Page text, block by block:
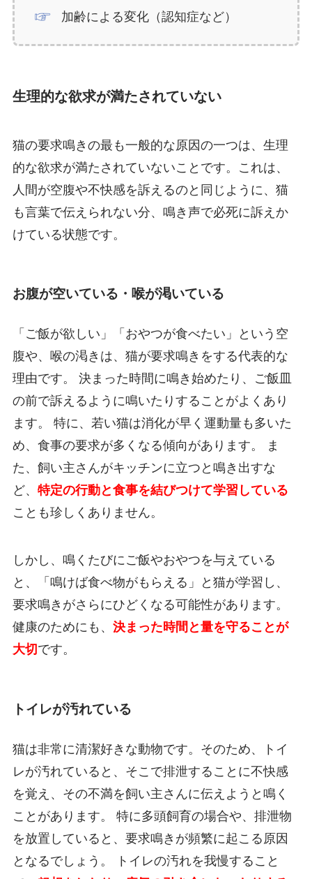
加齢による変化（認知症など）
生理的な欲求が満たされていない
猫の要求鳴きの最も一般的な原因の一つは、生理
的な欲求が満たされていないことです。これは、
人間が空腹や不快感を訴えるのと同じように、猫
も言葉で伝えられない分、鳴き声で必死に訴えか
けている状態です。
お腹が空いている・喉が渇いている
「ご飯が欲しい」「おやつが食べたい」という空
腹や、喉の渇きは、猫が要求鳴きをする代表的な
理由です。 決まった時間に鳴き始めたり、ご飯皿
の前で訴えるように鳴いたりすることがよくあり
ます。 特に、若い猫は消化が早く運動量も多いた
め、食事の要求が多くなる傾向があります。 ま
た、飼い主さんがキッチンに立つと鳴き出すな
ど、 特定の行動と食事を結びつけて学習している
ことも珍しくありません。
しかし、鳴くたびにご飯やおやつを与えている
と、「鳴けば食べ物がもらえる」と猫が学習し、
要求鳴きがさらにひどくなる可能性があります。
健康のためにも、 決まった時間と量を守ることが
大切 です。
トイレが汚れている
猫は非常に清潔好きな動物です。そのため、トイ
レが汚れていると、そこで排泄することに不快感
を覚え、その不満を飼い主さんに伝えようと鳴く
ことがあります。 特に多頭飼育の場合や、排泄物
を放置していると、要求鳴きが頻繁に起こる原因
となるでしょう。 トイレの汚れを我慢すること